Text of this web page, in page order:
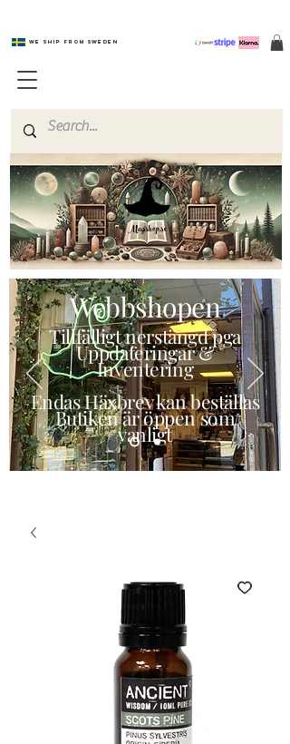
We ship from Sweden
Magishop.se
Webbshopen
Tillfälligt nerstängd pga
Uppdateringar &
Inventering
Endas Häxbrev kan beställas
Butiken är öppen som
vanligt